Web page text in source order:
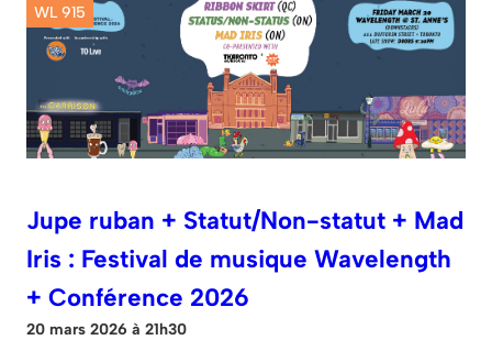
WL 915
Jupe ruban + Statut/Non-statut + Mad
Iris : Festival de musique Wavelength
+ Conférence 2026
20 mars 2026 à 21h30